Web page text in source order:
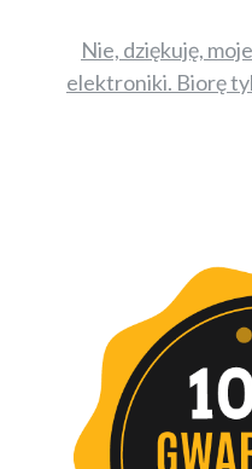
Nie, dziękuję,
elektroniki. Biorę